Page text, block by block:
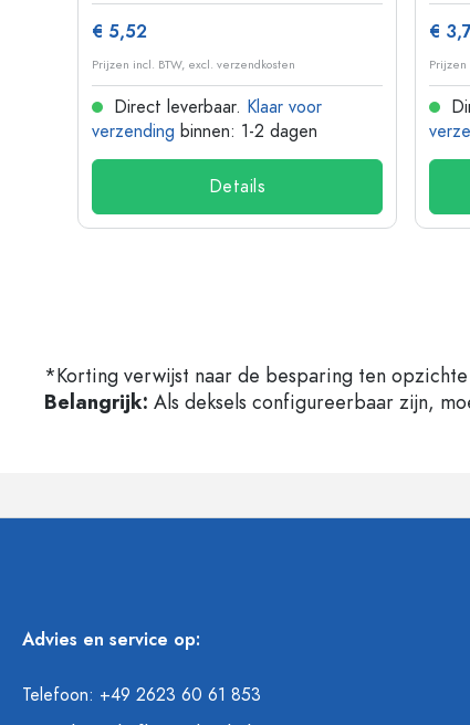
€ 5,52
Prijzen incl. BTW, excl. verzendkosten
Direct leverbaar. Klaar voor
verzending binnen: 1-2 dagen
Details
€
Prijzen
*Korting verwijst naar de besparing ten
Belangrijk: Als deksels configureerbaar zijn,
Advies en service op:
Telefoon: +49 2623 60 61 853